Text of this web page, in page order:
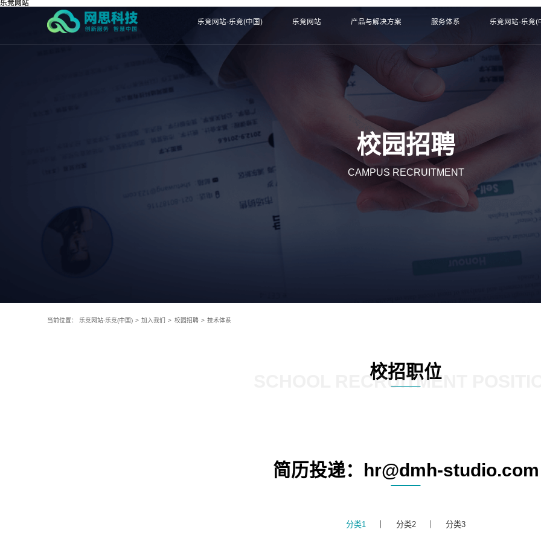
乐竞网站
乐竞网站-乐竞(中国) 乐竞网站 产品与解决方案 服务体系 乐竞网站-乐竞(
校园招聘
CAMPUS RECRUITMENT
当前位置： 乐竞网站-乐竞(中国) > 加入我们 > 校园招聘 > 技术体系
校招职位
SCHOOL RECRUITMENT
简历投递：hr@dmh-studio.com
分类1 分类2 分类3